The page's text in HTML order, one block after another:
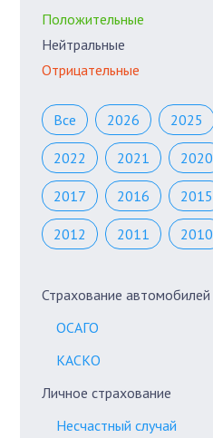
Положительные
Нейтральные
Отрицательные
Все 2026 2025
2022 2021 2020
2017 2016 2015
2012 2011 2010
Страхование автомобилей
ОСАГО
КАСКО
Личное страхование
Несчастный случай